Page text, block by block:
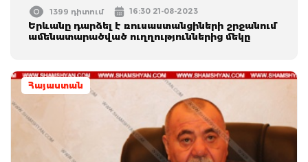
1399 դիտում 16:30 21-08-2023
Երևանը դարձել է ռուսաստանցիների շրջանում
ամենատարածված ուղղություններից մեկը
Հայաստան